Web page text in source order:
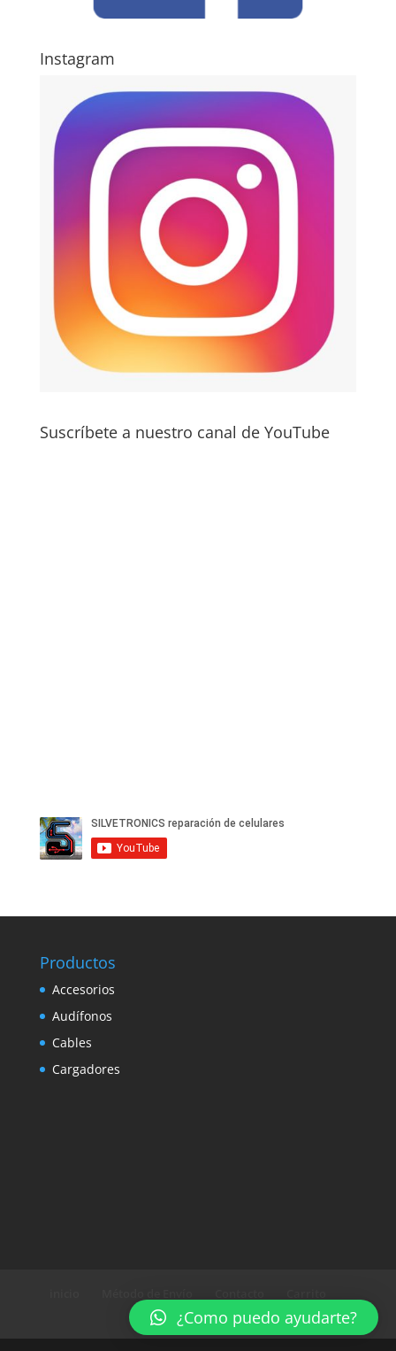
Instagram
Suscríbete a nuestro canal de YouTube
Productos
Accesorios
Audífonos
Cables
Cargadores
Política de Privacidad
¿Como puedo ayudarte?